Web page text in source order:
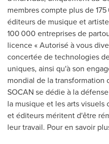
membres compte plus de
éditeurs de musique et
100 000 entreprises de
licence « Autorisé à vous
concertée de technologies
uniques, ainsi qu'à son
mondial de la transformation
SOCAN se dédie à la
la musique et les arts
et éditeurs méritent d'être
leur travail. Pour en savoir